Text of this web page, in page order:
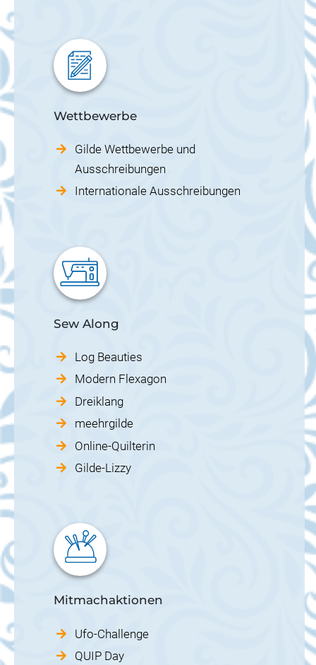
Wettbewerbe
Gilde Wettbewerbe und
Ausschreibungen
Internationale Ausschreibungen
Sew Along
Log Beauties
Modern Flexagon
Dreiklang
meehrgilde
Online-Quilterin
Gilde-Lizzy
Mitmachaktionen
Ufo-Challenge
QUIP Day